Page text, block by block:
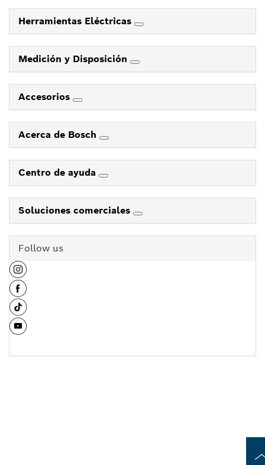
Herramientas Eléctricas
Medición y Disposición
Accesorios
Acerca de Bosch
Centro de ayuda
Soluciones comerciales
Follow us